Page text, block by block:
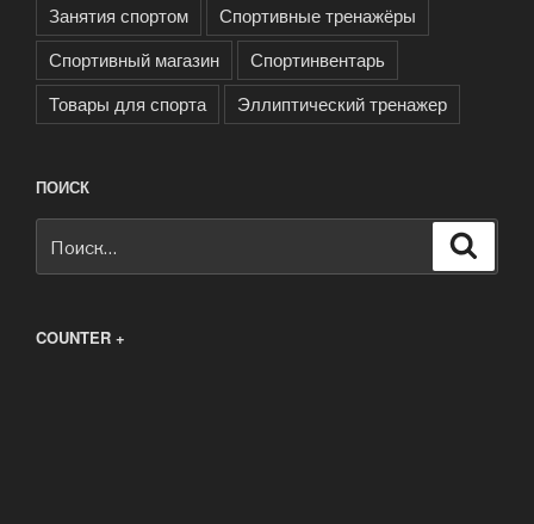
Занятия спортом
Спортивные тренажёры
Спортивный магазин
Спортинвентарь
Товары для спорта
Эллиптический тренажер
ПОИСК
COUNTER +